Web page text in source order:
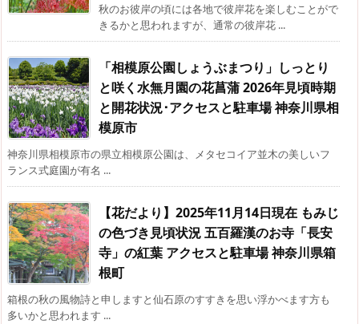
秋のお彼岸の頃には各地で彼岸花を楽しむことがで
きるかと思われますが、通常の彼岸花 ...
「相模原公園しょうぶまつり」しっとり
と咲く水無月園の花菖蒲 2026年見頃時期
と開花状況･アクセスと駐車場 神奈川県相
模原市
神奈川県相模原市の県立相模原公園は、メタセコイア並木の美しいフ
ランス式庭園が有名 ...
【花だより】2025年11月14日現在 もみじ
の色づき見頃状況 五百羅漢のお寺「長安
寺」の紅葉 アクセスと駐車場 神奈川県箱
根町
箱根の秋の風物詩と申しますと仙石原のすすきを思い浮かべます方も
多いかと思われます ...